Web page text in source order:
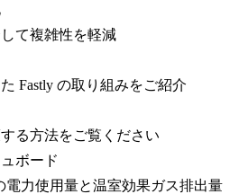
て複雑性を軽減
Fastly の取り組みをご紹介
る方法をご覧ください
ボード
電力使用量と温室効果ガス排出量